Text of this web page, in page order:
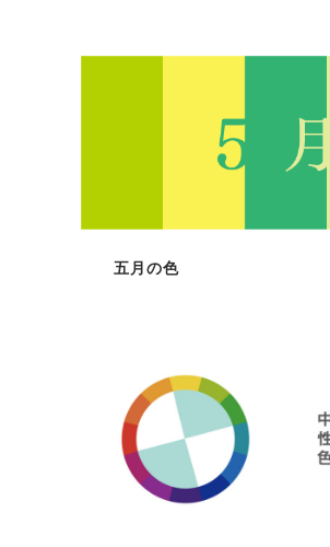
五月の色